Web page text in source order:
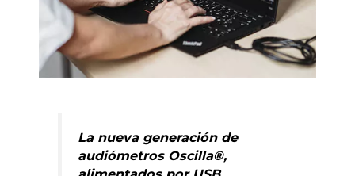
La nueva generación de
audiómetros Oscilla®,